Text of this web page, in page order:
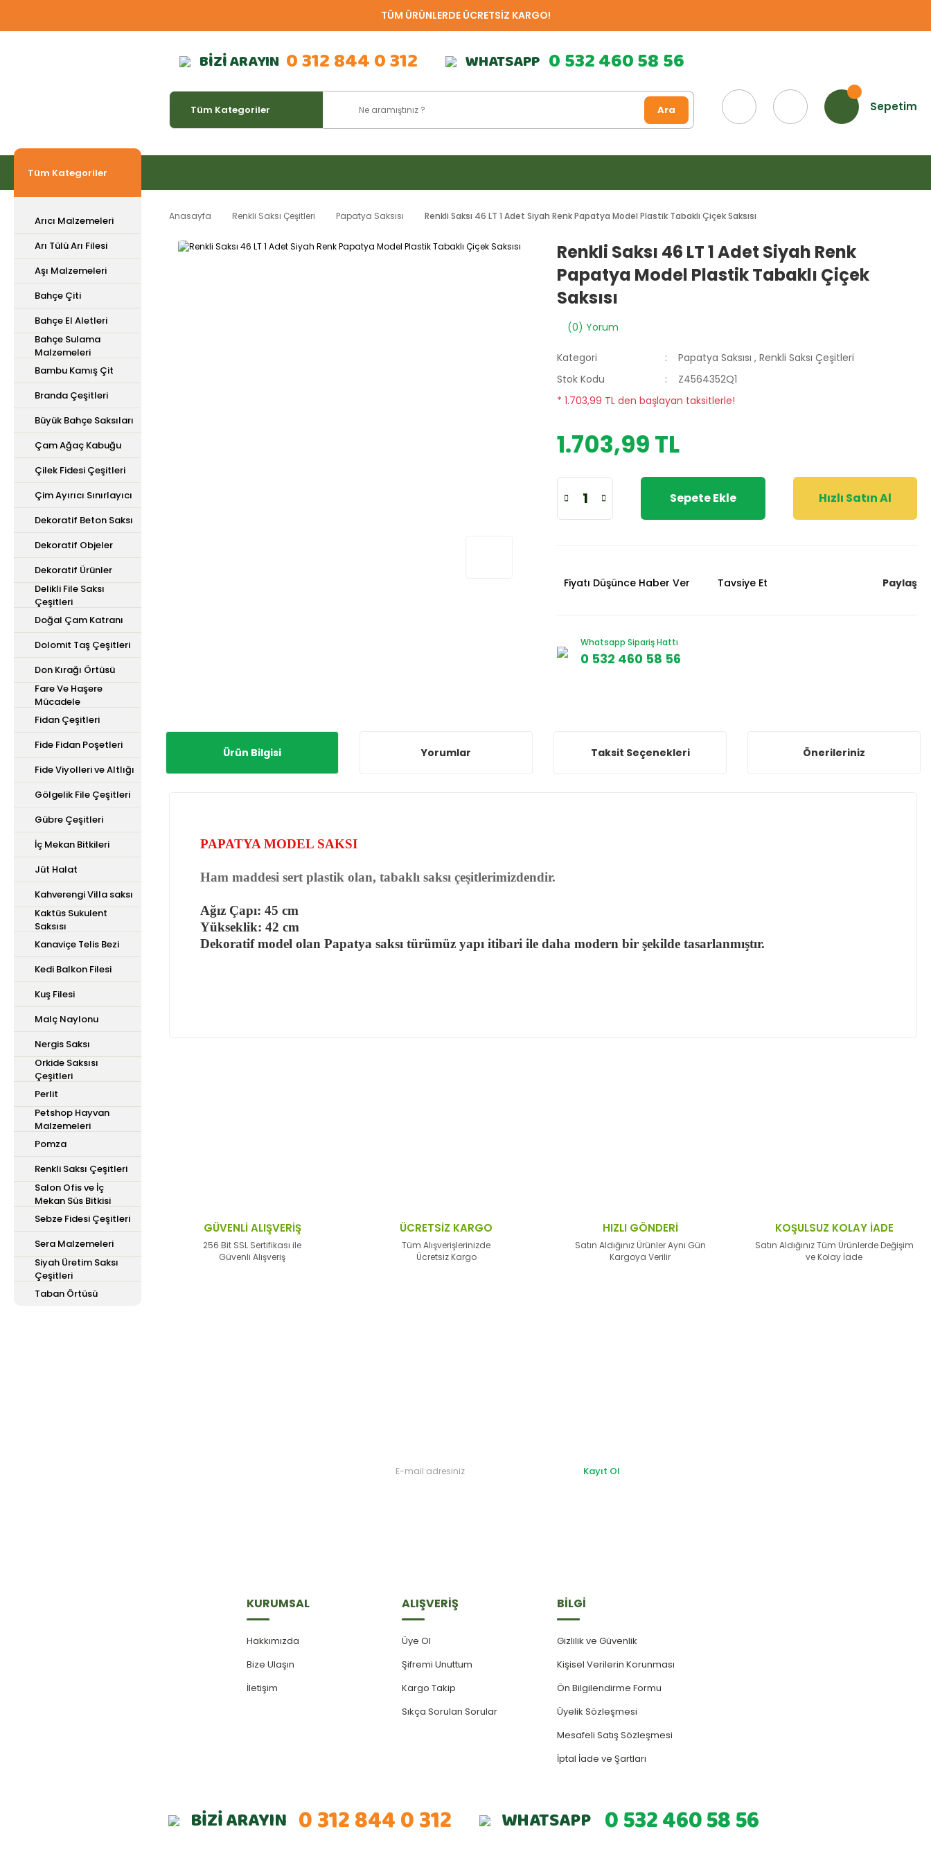
TÜM ÜRÜNLERDE ÜCRETSİZ KARGO!
BİZİ ARAYIN 0 312 844 0 312 WHATSAPP 0 532 460 58 56
Ara Sepetim
Tüm Kategoriler
Arıcı Malzemeleri
Arı Tülü Arı Filesi
Aşı Malzemeleri
Bahçe Çiti
Bahçe El Aletleri
Bahçe Sulama
Malzemeleri
Bambu Kamış Çit
Branda Çeşitleri
Büyük Bahçe Saksıları
Çam Ağaç Kabuğu
Çilek Fidesi Çeşitleri
Çim Ayırıcı Sınırlayıcı
Dekoratif Beton Saksı
Dekoratif Objeler
Dekoratif Ürünler
Delikli File Saksı
Çeşitleri
Doğal Çam Katranı
Dolomit Taş Çeşitleri
Don Kırağı Örtüsü
Fare Ve Haşere
Mücadele
Fidan Çeşitleri
Fide Fidan Poşetleri
Fide Viyolleri ve Altlığı
Gölgelik File Çeşitleri
Gübre Çeşitleri
İç Mekan Bitkileri
Jüt Halat
Kahverengi Villa saksı
Kaktüs Sukulent
Saksısı
Kanaviçe Telis Bezi
Kedi Balkon Filesi
Kuş Filesi
Malç Naylonu
Nergis Saksı
Orkide Saksısı
Çeşitleri
Perlit
Petshop Hayvan
Malzemeleri
Pomza
Renkli Saksı Çeşitleri
Salon Ofis ve İç
Mekan Süs Bitkisi
Sebze Fidesi Çeşitleri
Sera Malzemeleri
Siyah Üretim Saksı
Çeşitleri
Taban Örtüsü
Anasayfa Renkli Saksı Çeşitleri Papatya Saksısı Renkli Saksı 46 LT 1 Adet Siyah Renk Papatya Model Plastik Tabaklı Çiçek Saksısı
Renkli Saksı 46 LT 1 Adet Siyah Renk
Papatya Model Plastik Tabaklı Çiçek
Saksısı
(0) Yorum
Kategori Papatya Saksısı , Renkli Saksı Çeşitleri
Stok Kodu
Z4564352Q1
* 1.703,99 TL den başlayan taksitlerle!
1.703,99 TL
Sepete Ekle Hızlı Satın Al
Fiyatı Düşünce Haber Ver Tavsiye Et Paylaş
Whatsapp Sipariş Hattı
0 532 460 58 56
Ürün Bilgisi Yorumlar Taksit Seçenekleri Önerileriniz
PAPATYA MODEL SAKSI
Ham maddesi sert plastik olan, tabaklı saksı çeşitlerimizdendir.
Ağız Çapı: 45 cm
Yükseklik: 42 cm
Dekoratif model olan Papatya saksı türümüz yapı itibari ile daha modern bir şekilde tasarlanmıştır.
Ürün fiyatı diğer sitelerden daha pahalı.
Bu ürüne benzer farklı alternatifler olmalı.
GÜVENLİ ALIŞVERİŞ
256 Bit SSL Sertifikası ile
Güvenli Alışveriş
ÜCRETSİZ KARGO
Tüm Alışverişlerinizde
Ücretsiz Kargo
HIZLI GÖNDERİ
Satın Aldığınız Ürünler Aynı Gün
Kargoya Verilir
KOŞULSUZ KOLAY İADE
Satın Aldığınız Tüm Ürünlerde Değişim
ve Kolay İade
Kayıt Ol
KURUMSAL
Hakkımızda
Bize Ulaşın
İletişim
ALIŞVERİŞ
Üye Ol
Şifremi Unuttum
Kargo Takip
Sıkça Sorulan Sorular
BİLGİ
Gizlilik ve Güvenlik
Kişisel Verilerin Korunması
Ön Bilgilendirme Formu
Üyelik Sözleşmesi
Mesafeli Satış Sözleşmesi
İptal İade ve Şartları
BİZİ ARAYIN 0 312 844 0 312 WHATSAPP 0 532 460 58 56